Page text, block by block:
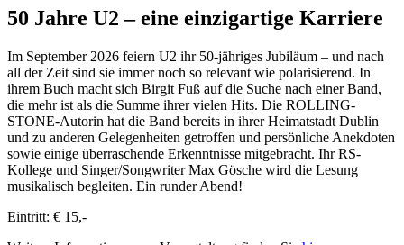
50 Jahre U2 – eine einzigartige Karriere
Im September 2026 feiern U2 ihr 50-jähriges Jubiläum – und nach
all der Zeit sind sie immer noch so relevant wie polarisierend. In
ihrem Buch macht sich Birgit Fuß auf die Suche nach einer Band,
die mehr ist als die Summe ihrer vielen Hits. Die ROLLING-
STONE-Autorin hat die Band bereits in ihrer Heimatstadt Dublin
und zu anderen Gelegenheiten getroffen und persönliche Anekdoten
sowie einige überraschende Erkenntnisse mitgebracht. Ihr RS-
Kollege und Singer/Songwriter Max Gösche wird die Lesung
musikalisch begleiten. Ein runder Abend!
Eintritt: € 15,-